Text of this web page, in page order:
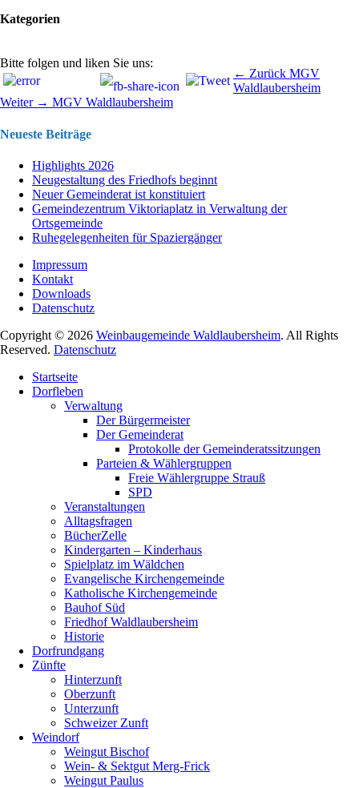
Kategorien
Bitte folgen und liken Sie uns:
Beitragsnavigation ← Zurück
Beitrag:
MGV
Waldlaubersheim
Weiter → Nächster
MGV Waldlaubersheim
Neueste Beiträge
Highlights 2026
Neugestaltung des Friedhofs beginnt
Neuer Gemeinderat ist konstituiert
Gemeindezentrum Viktoriaplatz in Verwaltung der
Ortsgemeinde
Ruhegelegenheiten für Spaziergänger
Impressum
Kontakt
Downloads
Datenschutz
Copyright © 2026 Weinbaugemeinde Waldlaubersheim. All Rights
Reserved. Datenschutz
oben
scrollen
Startseite
Dorfleben
Verwaltung
Der Bürgermeister
Der Gemeinderat
Protokolle der Gemeinderatssitzungen
Parteien & Wählergruppen
Freie Wählergruppe Strauß
SPD
Veranstaltungen
Alltagsfragen
BücherZelle
Kindergarten – Kinderhaus
Spielplatz im Wäldchen
Evangelische Kirchengemeinde
Katholische Kirchengemeinde
Bauhof Süd
Friedhof Waldlaubersheim
Historie
Dorfrundgang
Zünfte
Hinterzunft
Oberzunft
Unterzunft
Schweizer Zunft
Weindorf
Weingut Bischof
Wein- & Sektgut Merg-Frick
Weingut Paulus